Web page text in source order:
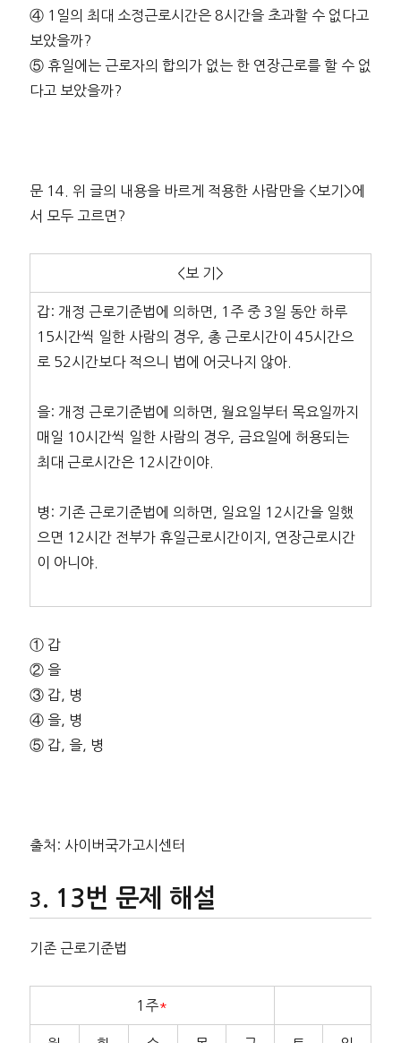
④ 1일의 최대 소정근로시간은 8시간을 초과할 수 없다고
보았을까?
⑤ 휴일에는 근로자의 합의가 없는 한 연장근로를 할 수 없
다고 보았을까?
문 14. 위 글의 내용을 바르게 적용한 사람만을 <보기>에
서 모두 고르면?
<보 기>
갑: 개정 근로기준법에 의하면, 1주 중 3일 동안 하루
15시간씩 일한 사람의 경우, 총 근로시간이 45시간으
로 52시간보다 적으니 법에 어긋나지 않아.
을: 개정 근로기준법에 의하면, 월요일부터 목요일까지
매일 10시간씩 일한 사람의 경우, 금요일에 허용되는
최대 근로시간은 12시간이야.
병: 기존 근로기준법에 의하면, 일요일 12시간을 일했
으면 12시간 전부가 휴일근로시간이지, 연장근로시간
이 아니야.
① 갑
② 을
③ 갑, 병
④ 을, 병
⑤ 갑, 을, 병
출처: 사이버국가고시센터
13번 문제 해설
기존 근로기준법
1주*